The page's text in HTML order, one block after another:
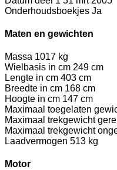
Onderhoudsboekjes Ja
Maten en gewichten
Massa 1017 kg
Wielbasis in cm 249 cm
Lengte in cm 403 cm
Breedte in cm 168 cm
Hoogte in cm 147 cm
Maximaal toegelaten
Maximaal trekgewicht
Maximaal trekgewicht
Laadvermogen 513 kg
Motor